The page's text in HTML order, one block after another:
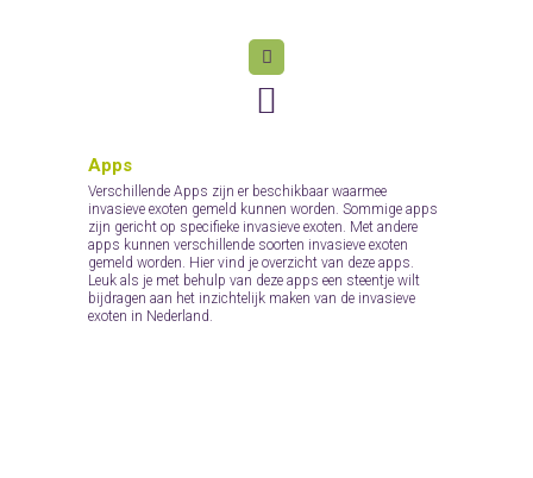
Apps
Verschillende Apps zijn er beschikbaar waarmee
invasieve exoten gemeld kunnen worden. Sommige apps
zijn gericht op specifieke invasieve exoten. Met andere
apps kunnen verschillende soorten invasieve exoten
gemeld worden. Hier vind je overzicht van deze apps.
Leuk als je met behulp van deze apps een steentje wilt
bijdragen aan het inzichtelijk maken van de invasieve
exoten in Nederland.